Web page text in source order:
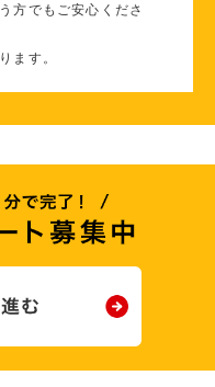
方でもご安心くださ
ます。